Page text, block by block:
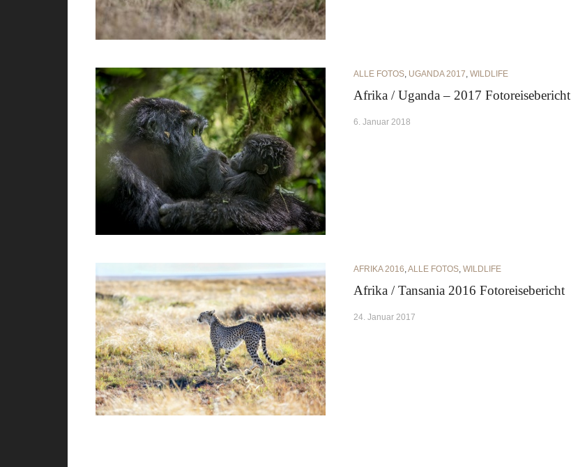
ALLE FOTOS, UGANDA 2017, WILDLIFE
Afrika / Uganda – 2017 Fotoreisebericht
6. Januar 2018
AFRIKA 2016,ALLE FOTOS, WILDLIFE
Afrika / Tansania 2016 Fotoreisebericht
24. Januar 2017